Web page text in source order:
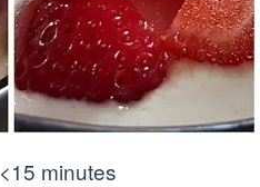
<15 minutes